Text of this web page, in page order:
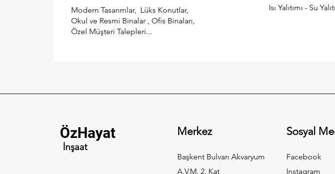
Modern Tasarımlar, Lüks Konutlar,
Okul ve Resmi Binalar , Ofis Binaları,
Özel Müşteri Talepleri...
Isı Yalıtımı - Su
ÖzHayat
İnşaat
Merkez
Başkent Bulvarı Akvaryum
A.V.M. 2. Kat
Sosyal
Facebook
Instagram